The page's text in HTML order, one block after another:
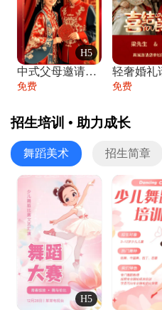
H5
中式父母邀请函婚礼结婚请柬请贴父母邀请方
免费 免费
招生培训 • 助力成长
舞蹈美术 招生简章
H5